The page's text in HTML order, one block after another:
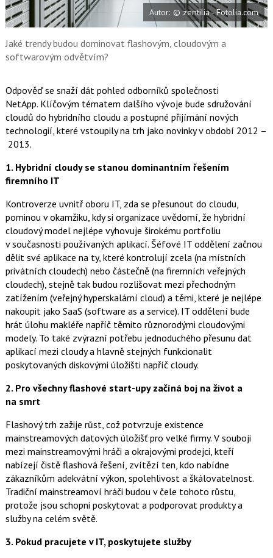
b
o
o
k
X
Autor: © zentilia - Fotolia.com
Jaké trendy budou dominovat flashovým, cloudovým a
softwarovým odvětvím?
Odpověď se snaží dát pohled odborníků společnosti
NetApp. Klíčovým tématem dalšího vývoje bude sdružování
cloudů do hybridního cloudu a postupné přijímání nových
technologií, které vstoupily na trh jako novinky v období 2012 –
2013.
1. Hybridní cloudy se stanou dominantním řešením
firemního IT
Kontroverze uvnitř oboru IT, zda se přesunout do cloudu,
pominou v okamžiku, kdy si organizace uvědomí, že hybridní
cloudový model nejlépe vyhovuje širokému portfoliu
v současnosti používaných aplikací. Šéfové IT oddělení začnou
dělit své aplikace na ty, které kontrolují zcela (na místních
privátních cloudech) nebo částečně (na firemních veřejných
cloudech), stejně tak budou rozlišovat mezi přechodným
zatížením (veřejný hyperskalární cloud) a těmi, které je nejlépe
nakoupit jako SaaS (software as a service). IT oddělení bude
hrát úlohu makléře napříč těmito různorodými cloudovými
modely. To také zvýrazní potřebu jednoduchého přesunu dat
aplikací mezi cloudy a hlavně stejných funkcionalit
poskytovaných diskovými úložišti napříč cloudy.
2. Pro všechny flashové start-upy začíná boj na život a
na smrt
Flashový trh zažije růst, což potvrzuje existence
mainstreamových datových úložišť pro velké firmy. V souboji
mezi mainstreamovými hráči a okrajovými prodejci, kteří
nabízejí čistě flashová řešení, zvítězí ten, kdo nabídne
zákazníkům adekvátní výkon, spolehlivost a škálovatelnost.
Tradiční mainstreamoví hráči budou v čele tohoto růstu,
protože jsou schopni poskytovat a podporovat produkty a
služby na celém světě.
3. Pokud pracujete v IT, poskytujete služby